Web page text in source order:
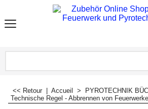
<< Retour Accueil > PYROTECHNIK
Technische Regel - Abbrennen von